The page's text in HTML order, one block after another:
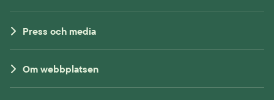
Press och media
Om webbplatsen